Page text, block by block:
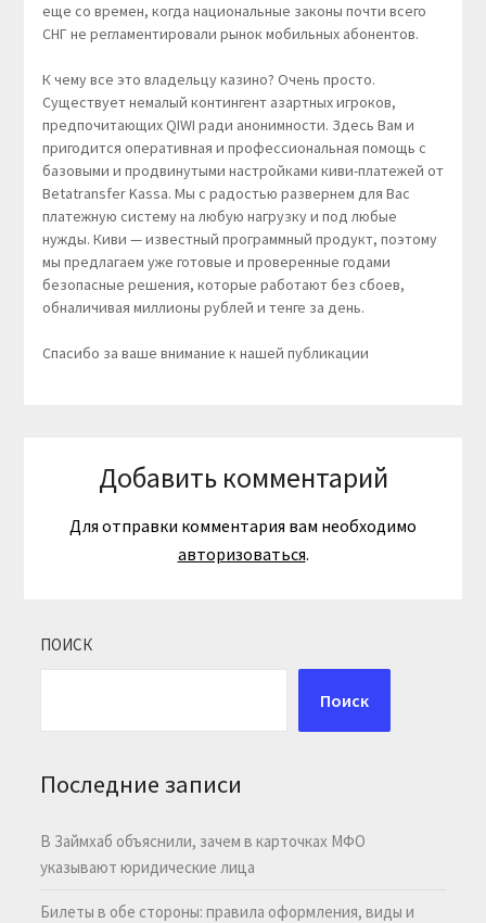
еще со времен, когда национальные законы почти всего
СНГ не регламентировали рынок мобильных абонентов.
К чему все это владельцу казино? Очень просто.
Существует немалый контингент азартных игроков,
предпочитающих QIWI ради анонимности. Здесь Вам и
пригодится оперативная и профессиональная помощь с
базовыми и продвинутыми настройками киви-платежей от
Betatransfer Kassa. Мы с радостью развернем для Вас
платежную систему на любую нагрузку и под любые
нужды. Киви — известный программный продукт, поэтому
мы предлагаем уже готовые и проверенные годами
безопасные решения, которые работают без сбоев,
обналичивая миллионы рублей и тенге за день.
Спасибо за ваше внимание к нашей публикации
Добавить комментарий
Для отправки комментария вам необходимо
авторизоваться.
ПОИСК
Поиск
Последние записи
В Займхаб объяснили, зачем в карточках МФО
указывают юридические лица
Билеты в обе стороны: правила оформления, виды и